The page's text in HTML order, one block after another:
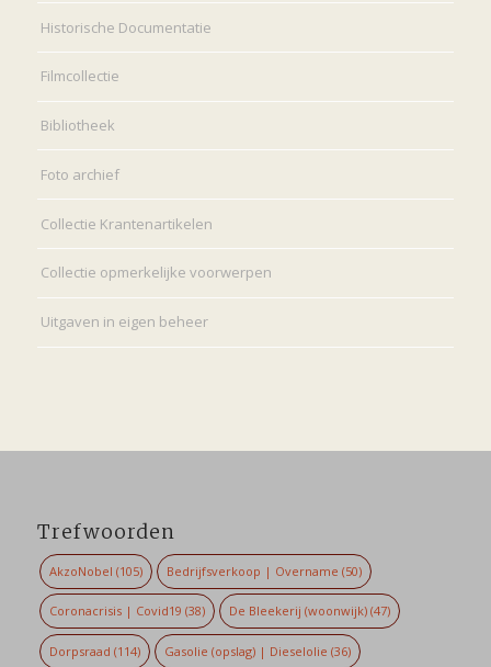
Historische Documentatie
Filmcollectie
Bibliotheek
Foto archief
Collectie Krantenartikelen
Collectie opmerkelijke voorwerpen
Uitgaven in eigen beheer
Trefwoorden
AkzoNobel (105) Bedrijfsverkoop | Overname (50)
Coronacrisis | Covid19 (38) De Bleekerij (woonwijk) (47)
Dorpsraad (114) Gasolie (opslag) | Dieselolie (36)